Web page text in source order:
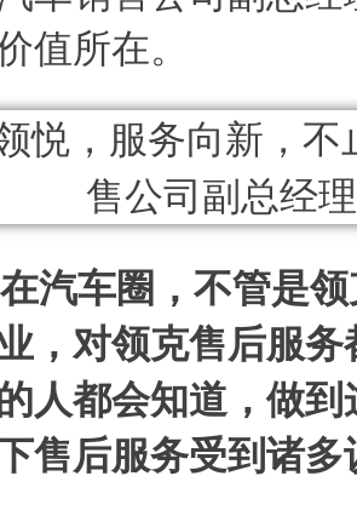
值所在。
汽车圈，不管是
，对领克售后服
人都会知道，做
售后服务受到诸